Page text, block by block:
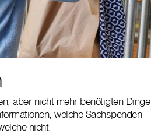
aber nicht mehr benötigten Dinge
welche Sachspenden
nicht.